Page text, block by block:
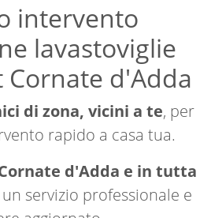
intervento
lavastoviglie
Cornate d'Adda
di zona, vicini a te, per
rapido a casa tua.
d'Adda e in tutta
servizio professionale e